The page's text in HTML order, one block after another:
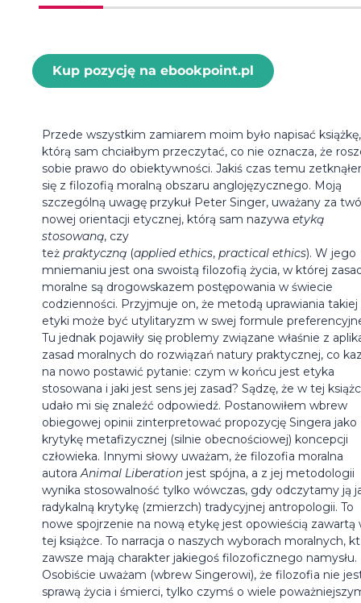
Kup pozycję na ebookpoint.pl
Przede wszystkim zamiarem moim było napisać książkę,
którą sam chciałbym przeczytać, co nie oznacza, że
sobie prawo do obiektywności. Jakiś czas temu
się z filozofią moralną obszaru anglojęzycznego. Moją
szczególną uwagę przykuł Peter Singer, uważany za
nowej orientacji etycznej, którą sam nazywa etyką
stosowaną, czy
też praktyczną (applied ethics, practical ethics). W jego
mniemaniu jest ona swoistą filozofią życia, w której
moralne są drogowskazem postępowania w świecie
codzienności. Przyjmuje on, że metodą uprawiania takiej
etyki może być utylitaryzm w swej formule
Tu jednak pojawiły się problemy związane właśnie z
zasad moralnych do rozwiązań natury praktycznej, co
na nowo postawić pytanie: czym w końcu jest etyka
stosowana i jaki jest sens jej zasad? Sądzę, że w tej
udało mi się znaleźć odpowiedź. Postanowiłem wbrew
obiegowej opinii zinterpretować propozycję Singera jako
krytykę metafizycznej (silnie obecnościowej) koncepcji
człowieka. Innymi słowy uważam, że filozofia moralna
autoraAnimal Liberation jest spójna, a z jej metodologii
wynika stosowalność tylko wówczas, gdy odczytamy ją
radykalną krytykę (zmierzch) tradycyjnej antropologii. To
nowe spojrzenie na nową etykę jest opowieścią zawartą
tej książce. To narracja o naszych wyborach moralnych,
zawsze mają charakter jakiegoś filozoficznego namysłu.
Osobiście uważam (wbrew Singerowi), że filozofia nie
sprawą życia i śmierci, tylko czymś o wiele